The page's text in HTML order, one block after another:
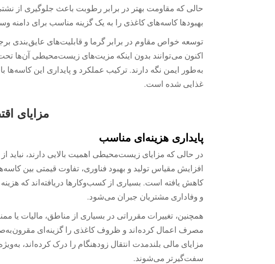
حالی که مقاومت بهتر در برابر رطوبت باعث جلوگیری از
بهبودها کاسه‌های کاغذی را به یک گزینه مناسب برای دامنه
توسعه خواص مقاوم در برابر گرما و قابلیت‌های عایق‌بندی
اکنون می‌توانند بدون اینکه مزیت‌های زیست‌محیطی آن‌ها تحت
به‌طور ایمن نگه دارند. ترکیب عملکرد و پایداری این
غذایی شده است.
مزایای
پایداری هزینه‌ای مناسب
در حالی که مزایای زیست‌محیطی اهمیت بالایی دارند، نباید
افزایش مقیاس تولید و بهبود فناوری، تفاوت قیمتی بین
کاهش یافته است. بسیاری از کسب‌وکارها دریافته‌اند که هزینه
و وفاداری مشتریان جبران می‌شود.
همچنین، تغییرات مقرراتی در بسیاری از مناطق، مالیات یا
مصرف اعمال کرده‌اند و ظروف کاغذی را گزینه‌ای
مزایای مالی بلندمدت انتقال زودهنگام را درک کرده‌اند،
سفت‌گیرتر می‌شوند.